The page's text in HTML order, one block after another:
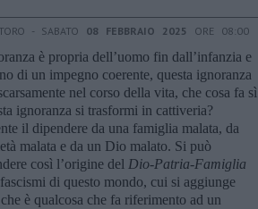
- SABATO 08 FEBBRAIO 2025 ORE 08:00
è propria dell’uomo fin dall’infanzia e
di un impegno coerente, questa ignoranza
nel corso della vita, che cosa fa sì
ignoranza si trasformi in cattiveria?
il dipendere da una famiglia malata, da
malata e da un Dio malato. Si può
così l’origine del Dio-Patria-Famiglia
di questo mondo, cui si aggiunge
è qualcosa che fa riferimento ad un